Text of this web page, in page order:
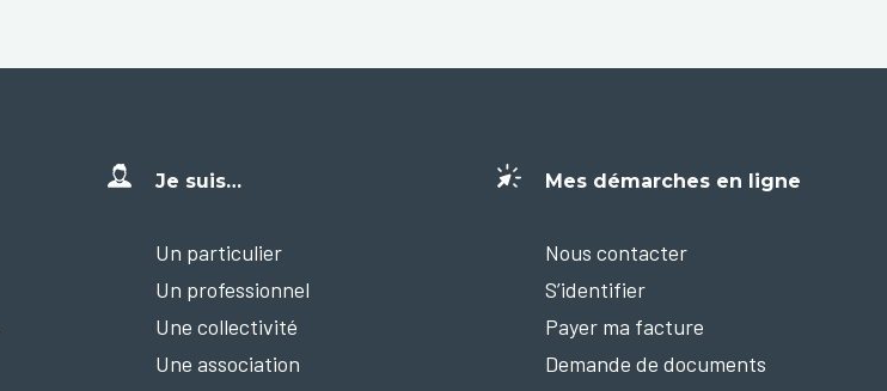
Je suis…
Un particulier
Un professionnel
Une collectivité
Une association
Mes démarches en ligne
Nous contacter
S’identifier
Payer ma facture
Demande de documents